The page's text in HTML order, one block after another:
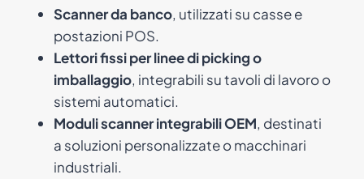
Scanner da banco, utilizzati su casse e
postazioni POS.
Lettori fissi per linee di picking o
imballaggio, integrabili su tavoli di lavoro o
sistemi automatici.
Moduli scanner integrabili OEM, destinati
a soluzioni personalizzate o macchinari
industriali.